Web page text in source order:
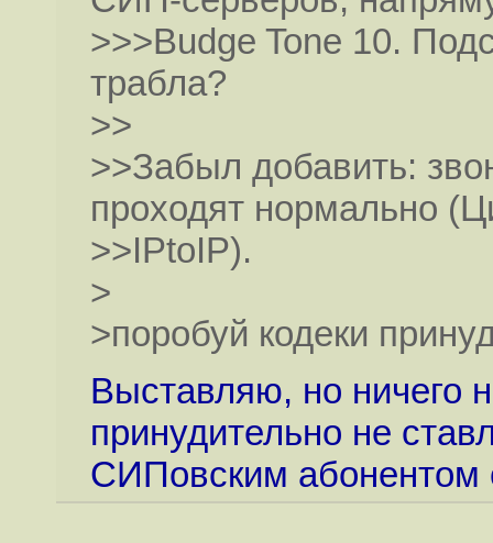
>>>Budge Tone 10.
трабла?
>>
>>Забыл добавить:
проходят нормально
>>IPtoIP).
>
>поробуй кодеки
Выставляю, но ничего
принудительно не
СИПовским абонентом